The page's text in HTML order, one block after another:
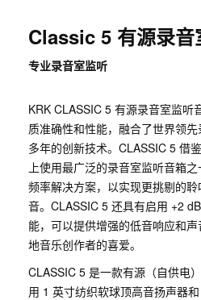
Classic 5 有源录音
专业录音室监听
KRK CLASSIC 5 有源录音室监听
质准确性和性能，融合了世界领
多年的创新技术。CLASSIC 5 借
上使用最广泛的录音室监听音箱
频率解决方案，以实现更挑剔的
音。CLASSIC 5 还具有启用 +2
能，可以提供增强的低音响应和
地音乐创作者的喜爱。
CLASSIC 5 是一款有源（自供电
用 1 英寸纺织软球顶高音扬声器